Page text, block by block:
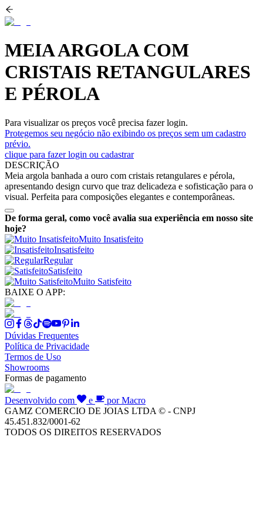
MEIA ARGOLA COM
CRISTAIS RETANGULARES
E PÉROLA
Para visualizar os preços você precisa fazer login.
Protegemos seu negócio não exibindo os preços sem um cadastro
prévio.
clique para fazer login ou cadastrar
DESCRIÇÃO
Meia argola banhada a ouro com cristais retangulares e pérola,
apresentando design curvo que traz delicadeza e sofisticação para o
visual. Perfeita para composições elegantes e contemporâneas.
De forma geral, como você avalia sua experiência em nosso site
hoje?
Muito Insatisfeito
Insatisfeito
Regular
Satisfeito
Muito Satisfeito
BAIXE O APP:
Dúvidas Frequentes
Política de Privacidade
Termos de Uso
Showrooms
Formas de pagamento
Desenvolvido com e
por Macro
GAMZ COMERCIO DE JOIAS LTDA © - CNPJ
45.451.832/0001-62
TODOS OS DIREITOS RESERVADOS